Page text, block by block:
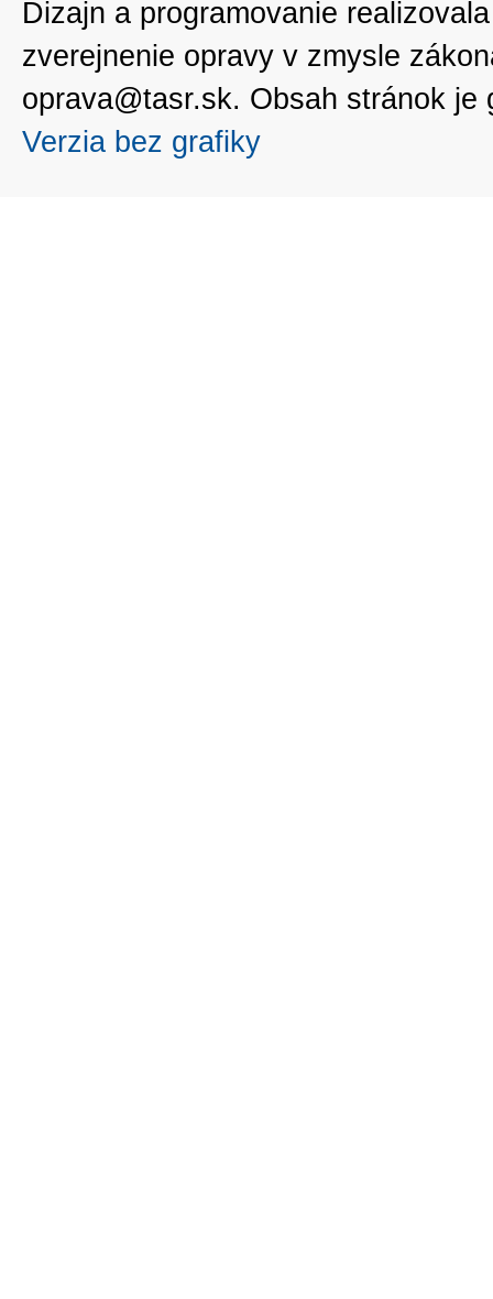
Dizajn a programovanie
zverejnenie opravy v zmysle
oprava@tasr.sk. Obsah stránok
Verzia bez grafiky